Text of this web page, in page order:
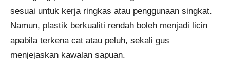
sesuai untuk kerja ringkas atau penggunaan singkat.
Namun, plastik berkualiti rendah boleh menjadi licin
apabila terkena cat atau peluh, sekali gus
menjejaskan kawalan sapuan.